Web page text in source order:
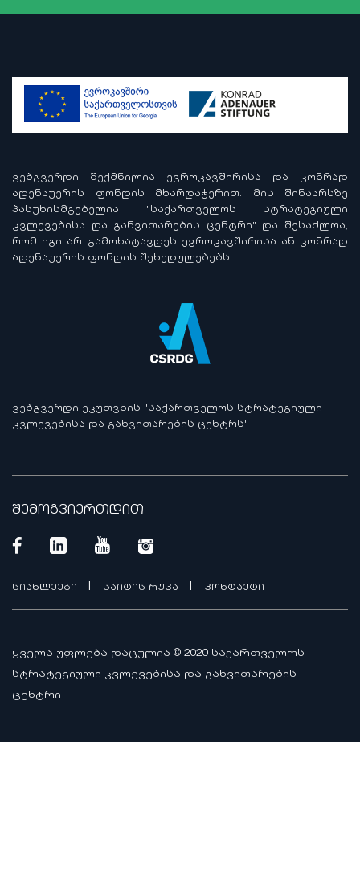
ᲕᲔᲑᲒᲕᲔᲠᲓᲘ ᲨᲔᲥᲛᲜᲘᲚᲘᲐ ᲔᲕᲠᲝᲙᲐᲕᲨᲘᲠᲘᲡᲐ ᲓᲐ ᲙᲝᲜᲠᲐᲓ
ᲐᲓᲔᲜᲐᲣᲔᲠᲘᲡ ᲤᲝᲜᲓᲘᲡ ᲛᲮᲐᲠᲓᲐᲭᲔᲠᲘᲗ. ᲛᲘᲡ ᲨᲘᲜᲐᲐᲠᲡᲖᲔ
ᲞᲐᲡᲣᲮᲘᲡᲛᲒᲔᲑᲔᲚᲘᲐ "ᲡᲐᲥᲐᲠᲗᲕᲔᲚᲝᲡ ᲡᲢᲠᲐᲢᲔᲒᲘᲣᲚᲘ
ᲙᲕᲚᲔᲕᲔᲑᲘᲡᲐ ᲓᲐ ᲒᲐᲜᲕᲘᲗᲐᲠᲔᲑᲘᲡ ᲪᲔᲜᲢᲠᲘ" ᲓᲐ ᲨᲔᲡᲐᲫᲚᲝᲐ,
ᲠᲝᲛ ᲘᲒᲘ ᲐᲠ ᲒᲐᲛᲝᲮᲐᲢᲐᲕᲓᲔᲡ ᲔᲕᲠᲝᲙᲐᲕᲨᲘᲠᲘᲡᲐ ᲐᲜ ᲙᲝᲜᲠᲐᲓ
ᲐᲓᲔᲜᲐᲣᲔᲠᲘᲡ ᲤᲝᲜᲓᲘᲡ ᲨᲔᲮᲔᲓᲣᲚᲔᲑᲔᲑᲡ.
ᲕᲔᲑᲒᲕᲔᲠᲓᲘ ᲔᲙᲣᲗᲕᲜᲘᲡ "ᲡᲐᲥᲐᲠᲗᲕᲔᲚᲝᲡ ᲡᲢᲠᲐᲢᲔᲒᲘᲣᲚᲘ
ᲙᲕᲚᲔᲕᲔᲑᲘᲡᲐ ᲓᲐ ᲒᲐᲜᲕᲘᲗᲐᲠᲔᲑᲘᲡ ᲪᲔᲜᲢᲠᲡ"
შემოგვიერთდით
სიახლეები საიტის რუკა კონტაქტი
ყველა უფლება დაცულია © 2020 საქართველოს
სტრატეგიული კვლევებისა და განვითარების
ცენტრი